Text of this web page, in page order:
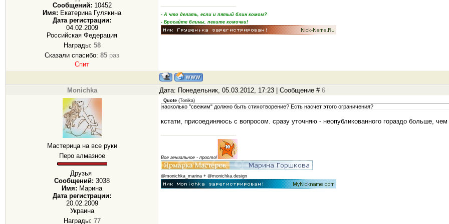
Сообщений: 10452
Имя: Екатерина Гулякина
Дата регистрации:
04.02.2009
Российская Федерация
Награды: 58
Сказали спасибо: 85 раз
Спит
- А что делать, если и пятый блин комом?
- Бросайте блины, пеките комочки!
Monichka Дата: Понедельник, 05.03.2012, 17:23 | Сообщение # 6
Мастерица на все руки
Перо алмазное
Друзья
Сообщений: 3038
Имя: Марина
Дата регистрации:
20.02.2009
Украина
Награды: 77
Quote (Tonika)
насколько "свежим" должно быть стихотворение? Есть насчет этого ограничения?
кстати, присоединяюсь с вопросом. сразу уточняю - неопубликованного гораздо больше, чем
Все гениальное - просто!
@monichka_marina + @monichka.design